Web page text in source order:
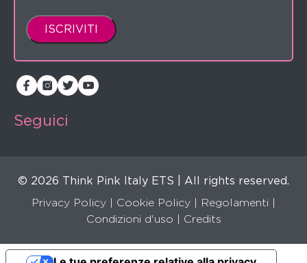
Seguici
© 2026 Think Pink Italy ETS | All rights reserved.
Privacy Policy
Cookie Policy Regolamenti
Condizioni d'uso |
Credits